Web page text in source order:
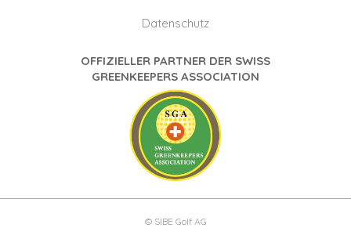
Datenschutz
OFFIZIELLER PARTNER DER SWISS
GREENKEEPERS ASSOCIATION
© SIBE Golf AG